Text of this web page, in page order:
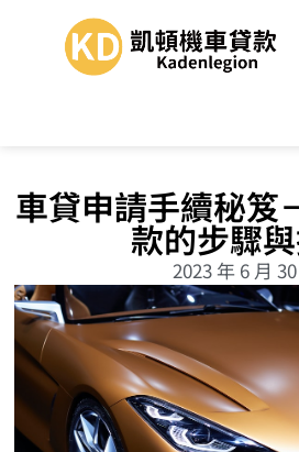
車貸申請手續秘笈
款的步驟
2023 年 6 月